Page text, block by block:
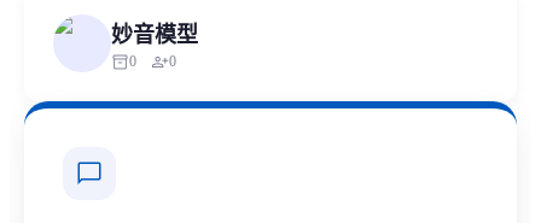
妙音模型
inventory_20 person_add0
chat_bubble